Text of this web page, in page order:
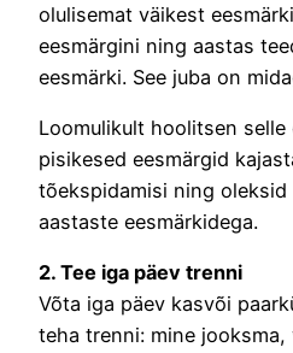
olulisemat väikest
eesmärgini ning aastas
eesmärki. See juba on
Loomulikult hoolitsen selle
pisikesed eesmärgid
tõekspidamisi ning oleksid
aastaste eesmärkidega.
2. Tee iga päev trenni
Võta iga päev kasvõi
teha trenni: mine jooksma,